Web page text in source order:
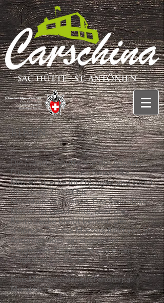
Biken
Die Carschinahütte war der höchste
Punkt der berühmten Swiss Bike
Master Strecke im Prättigau und somit
der ideale Zielort für
Mountainbiker/innen. Das Swiss-Bike-
Master ist Geschichte, aber die
Rennstrecke bleibt beliebt. Der
schönste Teil des Masters führt von St.
Antönien über ein angenehm
steigendes Strässchen und einen
Singletrail zur Hütte.
Bike Masters oder ein Panorama-
Marathon?